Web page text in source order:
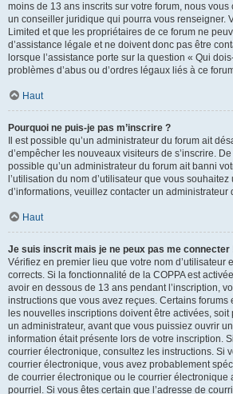
moins de 13 ans inscrits sur votre forum, nous
un conseiller juridique qui pourra vous renseigner.
Limited et que les propriétaires de ce forum ne
d’assistance légale et ne doivent donc pas être
lorsque l’assistance porte sur la question « Qui
problèmes d’abus ou d’ordres légaux liés à ce
Haut
Pourquoi ne puis-je pas m’inscrire ?
Il est possible qu’un administrateur du forum ait
d’empêcher les nouveaux visiteurs de s’inscrire.
possible qu’un administrateur du forum ait banni
l’utilisation du nom d’utilisateur que vous
d’informations, veuillez contacter un administrateur
Haut
Je suis inscrit mais je ne peux pas me connecter
Vérifiez en premier lieu que votre nom d’utilisateur
corrects. Si la fonctionnalité de la COPPA est
avoir en dessous de 13 ans pendant l’inscription,
instructions que vous avez reçues. Certains forums
les nouvelles inscriptions doivent être activées,
un administrateur, avant que vous puissiez ouvrir
information était présente lors de votre inscription.
courrier électronique, consultez les instructions. Si
courrier électronique, vous avez probablement
de courrier électronique ou le courrier électronique
pourriel. Si vous êtes certain que l’adresse de